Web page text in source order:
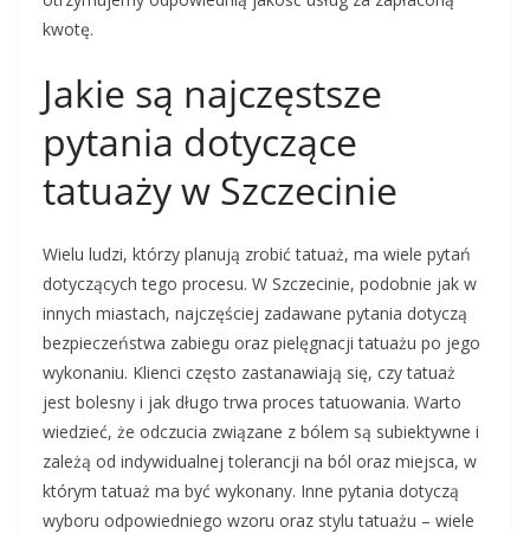
kwotę.
Jakie są najczęstsze
pytania dotyczące
tatuaży w Szczecinie
Wielu ludzi, którzy planują zrobić tatuaż, ma wiele pytań
dotyczących tego procesu. W Szczecinie, podobnie jak w
innych miastach, najczęściej zadawane pytania dotyczą
bezpieczeństwa zabiegu oraz pielęgnacji tatuażu po jego
wykonaniu. Klienci często zastanawiają się, czy tatuaż
jest bolesny i jak długo trwa proces tatuowania. Warto
wiedzieć, że odczucia związane z bólem są subiektywne i
zależą od indywidualnej tolerancji na ból oraz miejsca, w
którym tatuaż ma być wykonany. Inne pytania dotyczą
wyboru odpowiedniego wzoru oraz stylu tatuażu – wiele